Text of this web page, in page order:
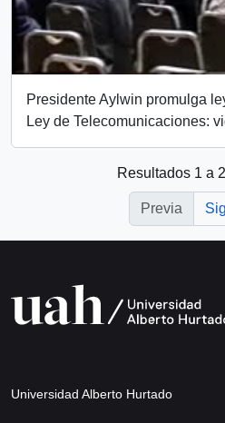
Presidente Aylwin promulga
Ley de Telecomunicaciones:
Resultados 1 a
Previa
Universidad Alberto Hurtado